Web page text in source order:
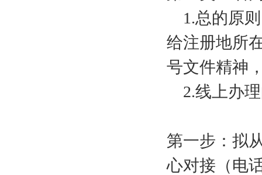
1.总的原则
给注册地所
号文件精神
2.线上办
第一步：拟
心对接（电